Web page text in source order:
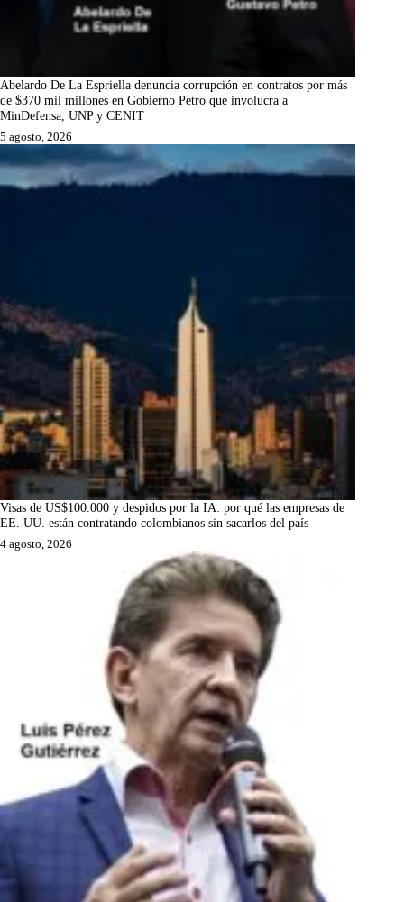
Abelardo De La Espriella denuncia corrupción en contratos por más
de $370 mil millones en Gobierno Petro que involucra a
MinDefensa, UNP y CENIT
5 agosto, 2026
Visas de US$100.000 y despidos por la IA: por qué las empresas de
EE. UU. están contratando colombianos sin sacarlos del país
4 agosto, 2026